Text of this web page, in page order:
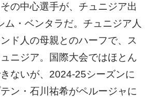
の中心選手が、チュニジア出
ム・ベンタラだ。チュニジア人
ド人の母親とのハーフで、ス
ニジア。国際大会ではほとん
ないが、2024-25シーズンに
ン・石川祐希がペルージャに